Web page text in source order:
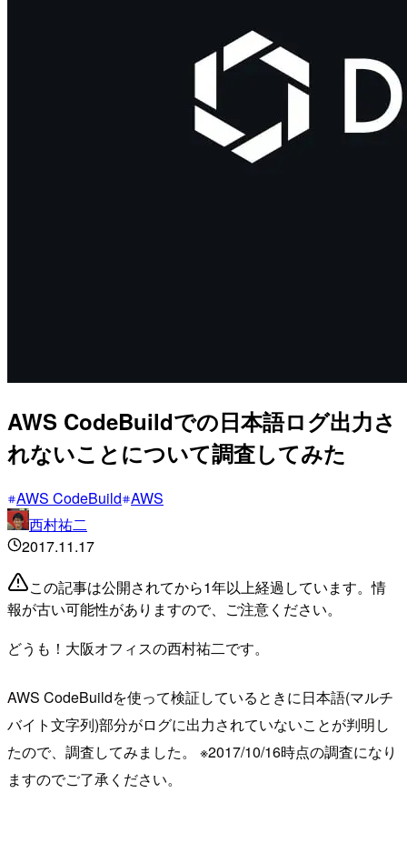
AWS CodeBuildでの日本語ログ出力さ
れないことについて調査してみた
AWS CodeBuild AWS
西村祐二
2017.11.17
この記事は公開されてから1年以上経過しています。情
報が古い可能性がありますので、ご注意ください。
どうも！大阪オフィスの西村祐二です。
AWS CodeBuildを使って検証しているときに日本語(マルチ
バイト文字列)部分がログに出力されていないことが判明し
たので、調査してみました。 ※2017/10/16時点の調査になり
ますのでご了承ください。